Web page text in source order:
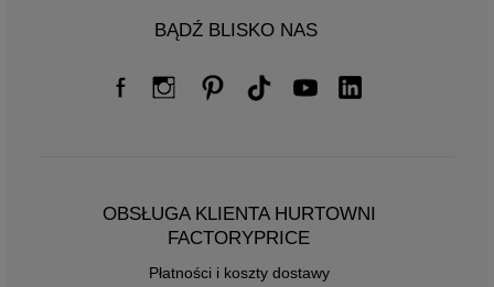
BĄDŹ BLISKO NAS
OBSŁUGA KLIENTA HURTOWNI
FACTORYPRICE
Płatności i koszty dostawy